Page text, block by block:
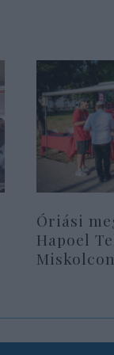
Óriási
Hapoel
Miskolcon